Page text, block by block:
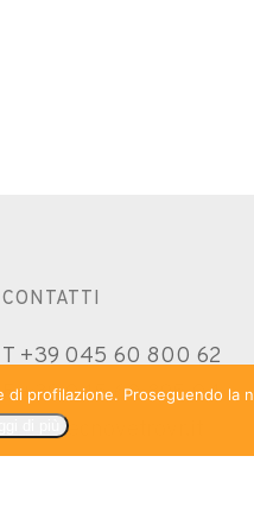
CONTATTI
T +39 045 60 800 62
F +39 045 60 895 04
info@tecnovetrovr.it
profilazione. Proseguendo la